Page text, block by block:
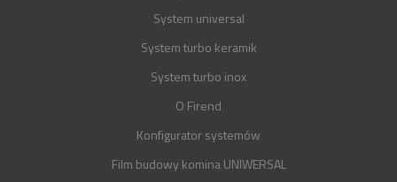
System universal
System turbo keramik
System turbo inox
O Firend
Konfigurator systemów
Film budowy komina UNIWERSAL